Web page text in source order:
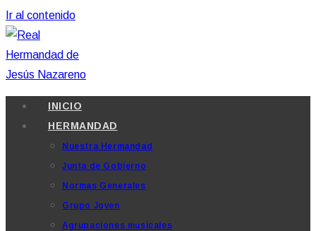
Ir al contenido
INICIO
HERMANDAD
Nuestra Hermandad
Junta de Gobierno
Normas Generales
Grupo Joven
Agrupaciones musicales